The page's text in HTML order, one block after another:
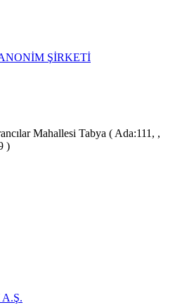
ŞİRKETİ
Mahallesi Tabya ( Ada:111, ,
)